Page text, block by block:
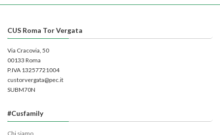
CUS Roma Tor Vergata
Via Cracovia, 50
00133 Roma
P.IVA 13257721004
custorvergata@pec.it
SUBM70N
#Cusfamily
Chi siamo